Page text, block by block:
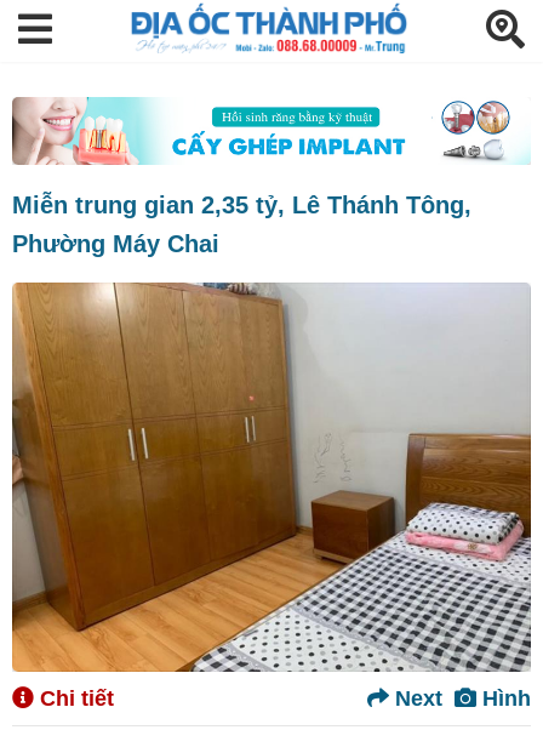
Miễn trung gian 2,35 tỷ, Lê Thánh Tông,
Phường Máy Chai
Chi tiết Hình
Next